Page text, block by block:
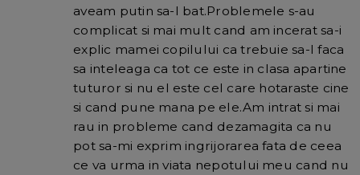
aveam putin sa-l bat.Problemele s-au
complicat si mai mult cand am incerat sa-i
explic mamei copilului ca trebuie sa-l faca
sa inteleaga ca tot ce este in clasa apartine
tuturor si nu el este cel care hotaraste cine
si cand pune mana pe ele.Am intrat si mai
rau in probleme cand dezamagita ca nu
pot sa-mi exprim ingrijorarea fata de ceea
ce va urma in viata nepotului meu cand nu